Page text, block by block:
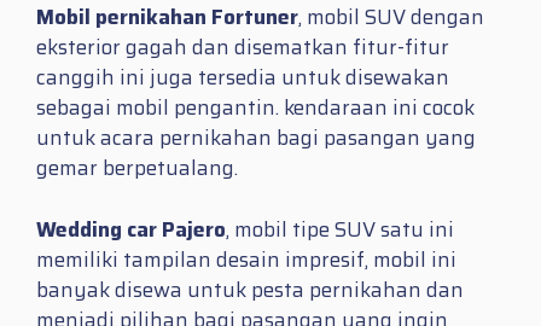
Mobil pernikahan Fortuner, mobil SUV dengan
eksterior gagah dan disematkan fitur-fitur
canggih ini juga tersedia untuk disewakan
sebagai mobil pengantin. kendaraan ini cocok
untuk acara pernikahan bagi pasangan yang
gemar berpetualang.
Wedding car Pajero, mobil tipe SUV satu ini
memiliki tampilan desain impresif, mobil ini
banyak disewa untuk pesta pernikahan dan
menjadi pilihan bagi pasangan yang ingin